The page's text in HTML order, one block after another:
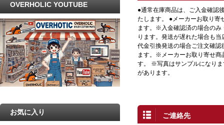
●通常在庫商品は、ご入金確認
たします。 ●メーカーお取り寄
ます。※入金確認済の場合の
ります。発送が遅れた場合も
代金引換発送の場合ご注文確
ます。※メーカーお取り寄せ商
す。 ※写真はサンプルになり
があります。
ご連絡先
OVERHOLIC YOUTUBE
お気に入り